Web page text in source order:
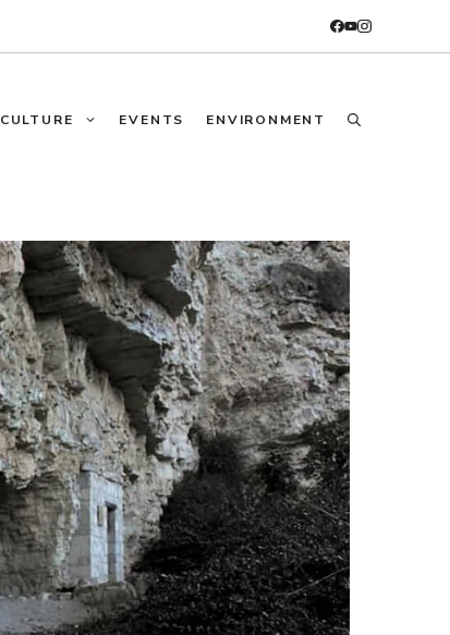
CULTURE EVENTS ENVIRONMENT